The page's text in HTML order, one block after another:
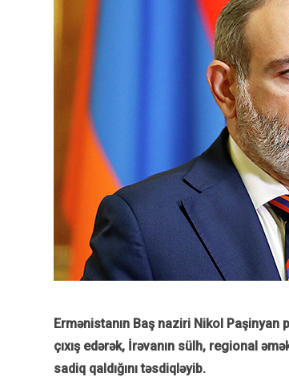
Ermənistanın Baş naziri Nikol
çıxış edərək, İrəvanın sülh, regional
sadiq qaldığını təsdiqləyib.